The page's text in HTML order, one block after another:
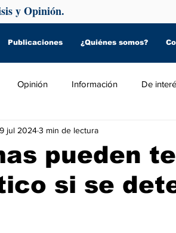
Publicaciones ¿Quiénes somos?
y Opinión.
Opinión Información De
pueden
si se
jul 20243 min de lectura